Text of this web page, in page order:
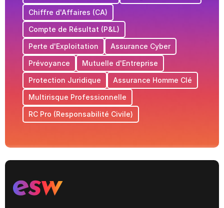
Chiffre d'Affaires (CA)
Compte de Résultat (P&L)
Perte d'Exploitation
Assurance Cyber
Prévoyance
Mutuelle d'Entreprise
Protection Juridique
Assurance Homme Clé
Multirisque Professionnelle
RC Pro (Responsabilité Civile)